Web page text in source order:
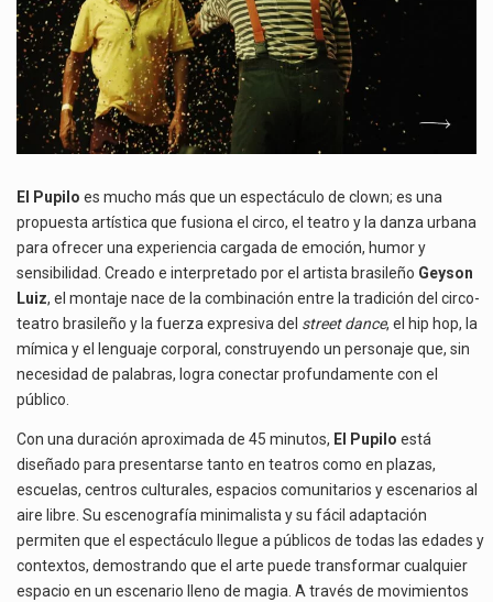
PRESENTÓ
EN
BOGOTÁ
El Pupilo es mucho más que un espectáculo de clown; es una
propuesta artística que fusiona el circo, el teatro y la danza urbana
para ofrecer una experiencia cargada de emoción, humor y
sensibilidad. Creado e interpretado por el artista brasileño Geyson
Luiz, el montaje nace de la combinación entre la tradición del circo-
teatro brasileño y la fuerza expresiva del street dance, el hip hop, la
mímica y el lenguaje corporal, construyendo un personaje que, sin
necesidad de palabras, logra conectar profundamente con el
público.
Con una duración aproximada de 45 minutos, El Pupilo está
diseñado para presentarse tanto en teatros como en plazas,
escuelas, centros culturales, espacios comunitarios y escenarios al
aire libre. Su escenografía minimalista y su fácil adaptación
permiten que el espectáculo llegue a públicos de todas las edades y
contextos, demostrando que el arte puede transformar cualquier
espacio en un escenario lleno de magia. A través de movimientos